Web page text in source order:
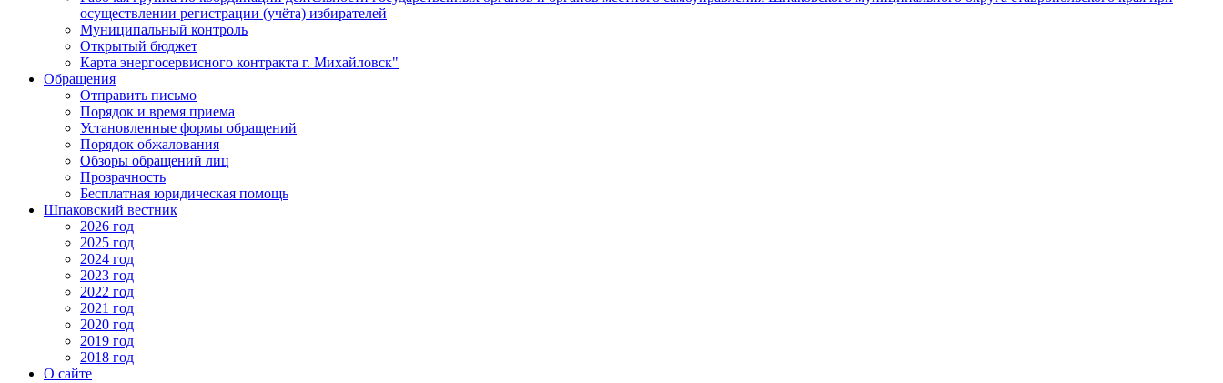
осуществлении регистрации (учёта) избирателей
Муниципальный контроль
Открытый бюджет
Карта энергосервисного контракта г. Михайловск"
Обращения
Отправить письмо
Порядок и время приема
Установленные формы обращений
Порядок обжалования
Обзоры обращений лиц
Прозрачность
Бесплатная юридическая помощь
Шпаковский вестник
2026 год
2025 год
2024 год
2023 год
2022 год
2021 год
2020 год
2019 год
2018 год
О сайте